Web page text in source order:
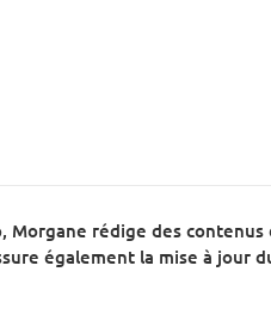
Morgane rédige des
également la mise à jour